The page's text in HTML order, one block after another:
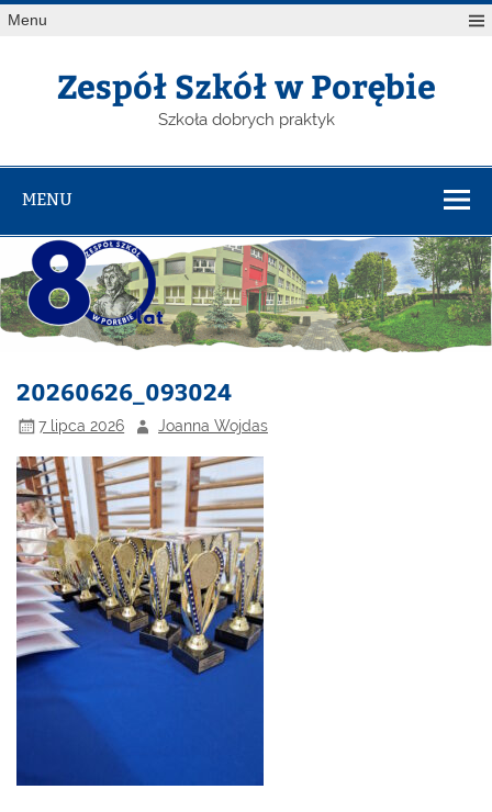
Menu
Zespół Szkół w Porębie
Szkoła dobrych praktyk
MENU
20260626_093024
7 lipca 2026 Joanna Wojdas